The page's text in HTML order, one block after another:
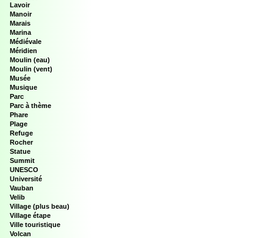
Lavoir
Manoir
Marais
Marina
Médiévale
Méridien
Moulin (eau)
Moulin (vent)
Musée
Musique
Parc
Parc à thème
Phare
Plage
Refuge
Rocher
Statue
Summit
UNESCO
Université
Vauban
Velib
Village (plus beau)
Village étape
Ville touristique
Volcan